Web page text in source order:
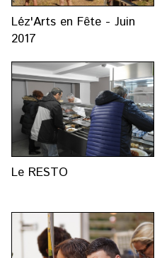
Léz'Arts en Fête - Juin
2017
Le RESTO